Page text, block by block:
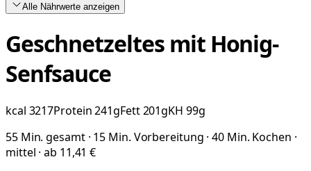
Alle Nährwerte anzeigen
Geschnetzeltes mit Honig-
Senfsauce
kcal 3217Protein241gFett201gKH 99g
55 Min. gesamt · 15 Min. Vorbereitung · 40 Min. Kochen ·
mittel · ab 11,41 €